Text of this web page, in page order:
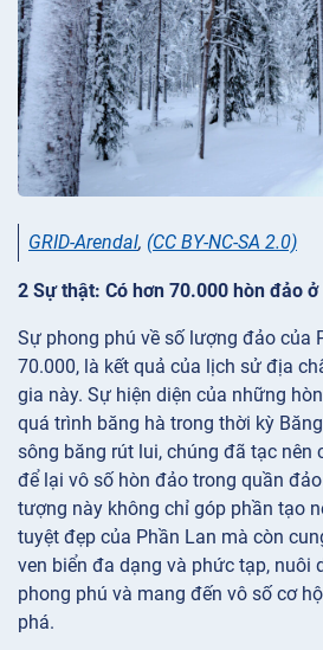
GRID-Arendal, (CC BY-NC-SA 2.0)
2 Sự thật: Có hơn 70.000 hòn đảo ở
Sự phong phú về số lượng đảo của
70.000, là kết quả của lịch sử địa
gia này. Sự hiện diện của những
quá trình băng hà trong thời kỳ
sông băng rút lui, chúng đã tạc nên
để lại vô số hòn đảo trong quần
tượng này không chỉ góp phần tạo
tuyệt đẹp của Phần Lan mà còn
ven biển đa dạng và phức tạp, nuôi
phong phú và mang đến vô số cơ
phá.